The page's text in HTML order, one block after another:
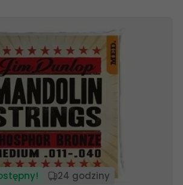
24 godziny